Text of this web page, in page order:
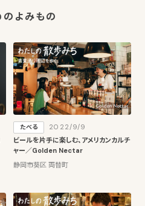
のよみもの
たべる
2022/9/9
ビールを片手に楽しむ、アメリカンカルチ
ャー／Golden Nectar
静岡市葵区 両替町